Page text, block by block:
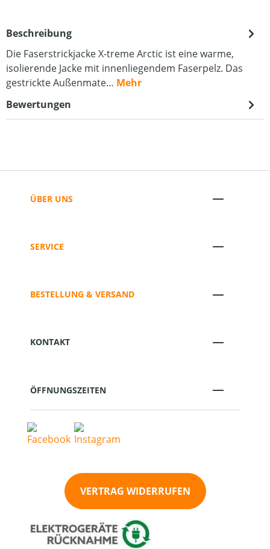
Beschreibung
Die Faserstrickjacke X-treme Arctic ist eine warme,
isolierende Jacke mit innenliegendem Faserpelz. Das
gestrickte Außenmate… Mehr
Bewertungen
ÜBER UNS
SERVICE
BESTELLUNG & VERSAND
KONTAKT
ÖFFNUNGSZEITEN
VERTRAG WIDERRUFEN